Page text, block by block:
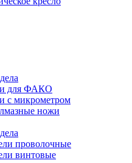
для ФАКО
с микрометром
ножи
проволочные
винтовые